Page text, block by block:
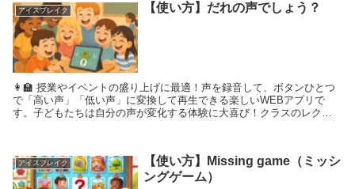
アイスブレイク 【使い方】だれの声でしょう？
👩‍🏫 授業やイベントの盛り上げに最適！声を録音して、ボタンひとつ
で「高い声」「低い声」に変換して再生できる楽しいWEBアプリで
す。子どもたちは自分の声が変化する体験に大喜び！クラスのレクリ
アイスブレイク
【使い方】Missing game（ミッシ
ングゲーム）